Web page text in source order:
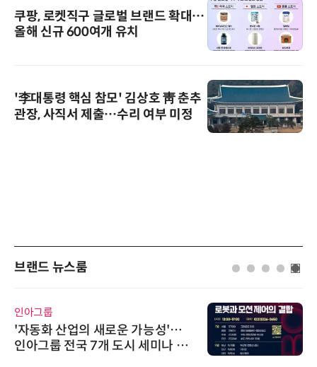
쿠팡, 로켓직구 글로벌 브랜드 확대…
올해 신규 600여개 유치
'李대통령 핵심 참모' 김상호 靑 춘추
관장, 사직서 제출…수리 여부 미정
브랜드 뉴스룸
페
와이즈스톤, 에이데이타 'SCV 기
수집 데이터'에 DQ인증 최고 등